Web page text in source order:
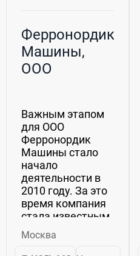
Ферронордик
Машины,
ООО
Важным этапом
для ООО
Ферронордик
Машины стало
начало
деятельности в
2010 году. За это
время компания
стала известным
игроком в сфере
торговли
Москва